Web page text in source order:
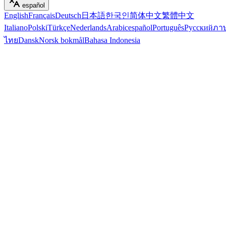
español
EnglishFrançaisDeutsch 日本語한국인简体中文繁體中文
ItalianoPolskiTürkçeNederlandsArabicespañolPortuguêsРусскийภา
ไทยDanskNorsk bokmålBahasa Indonesia